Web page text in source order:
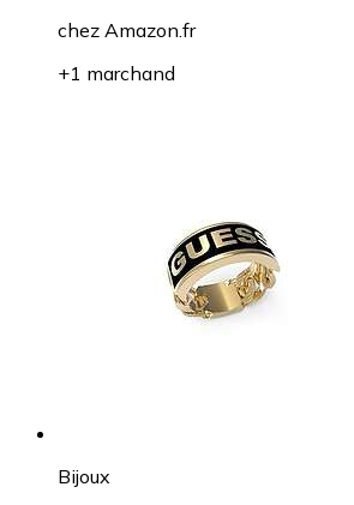
chez Amazon.fr
+1 marchand
Bijoux